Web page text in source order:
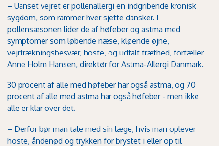
– Uanset vejret er pollenallergi en indgribende kronisk
sygdom, som rammer hver sjette dansker. I
pollensæsonen lider de af høfeber og astma med
symptomer som løbende næse, kløende øjne,
vejrtrækningsbesvær, hoste, og udtalt træthed, fortæller
Anne Holm Hansen, direktør for Astma-Allergi Danmark.
30 procent af alle med høfeber har også astma, og 70
procent af alle med astma har også høfeber - men ikke
alle er klar over det.
– Derfor bør man tale med sin læge, hvis man oplever
hoste, åndenød og trykken for brystet i eller op til